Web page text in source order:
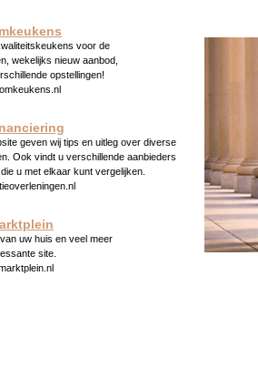
voor de
wekelijks nieuw aanbod,
opstellingen!
geven wij tips en uitleg over diverse
Ook vindt u verschillende aanbieders
u met elkaar kunt vergelijken.
uw huis en veel meer
site.